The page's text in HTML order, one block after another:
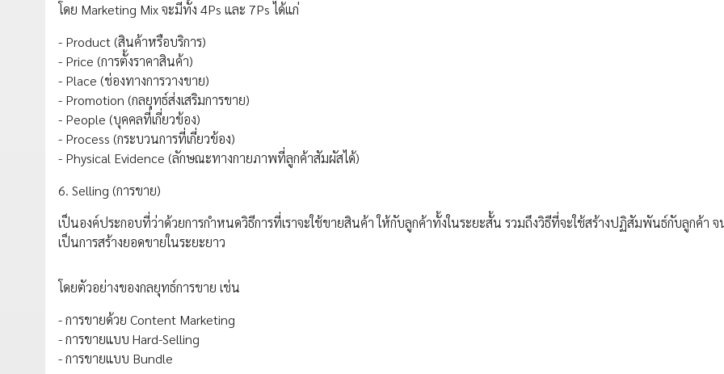
โดย Marketing Mix จะมีทั้ง 4Ps และ 7Ps ได้แก่
- Product (สินค้าหรือบริการ)
- Price (การตั้งราคาสินค้า)
- Place (ช่องทางการวางขาย)
- Promotion (กลยุทธ์ส่งเสริมการขาย)
- People (บุคคลที่เกี่ยวข้อง)
- Process (กระบวนการที่เกี่ยวข้อง)
- Physical Evidence (ลักษณะทางกายภาพที่ลูกค้าสัมผัสได้)
6. Selling (การขาย)
เป็นองค์ประกอบที่ว่าด้วยการกำหนดวิธีการที่เราจะใช้ขายสินค้า ให้กับลูกค้าทั้งในระยะสั้น รวมถึงวิธีที่จะใช้สร้างปฏิสัมพันธ์กับลูกค้า จ
เป็นการสร้างยอดขายในระยะยาว
โดยตัวอย่างของกลยุทธ์การขาย เช่น
- การขายด้วย Content Marketing
- การขายแบบ Hard-Selling
- การขายแบบ Bundle